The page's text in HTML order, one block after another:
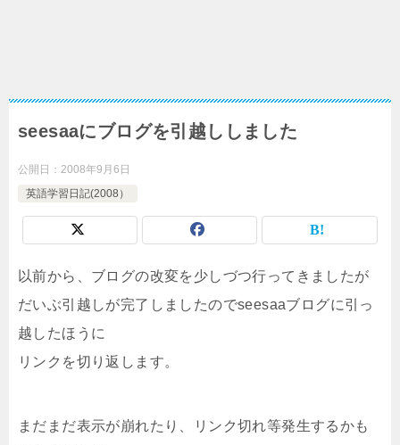
seesaaにブログを引越ししました
公開日： 2008年9月6日
英語学習日記(2008）
以前から、ブログの改変を少しづつ行ってきましたが
だいぶ引越しが完了しましたのでseesaaブログに引っ
越したほうに
リンクを切り返します。
まだまだ表示が崩れたり、リンク切れ等発生するかも